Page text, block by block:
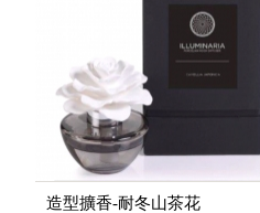
造型擴香-耐冬山茶花